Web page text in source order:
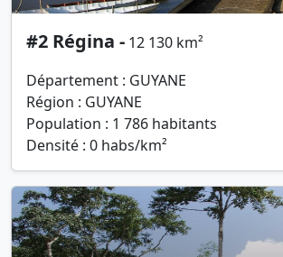
#2 Régina - 12 130 km²
Département : GUYANE
Région : GUYANE
Population : 1 786 habitants
Densité : 0 habs/km²